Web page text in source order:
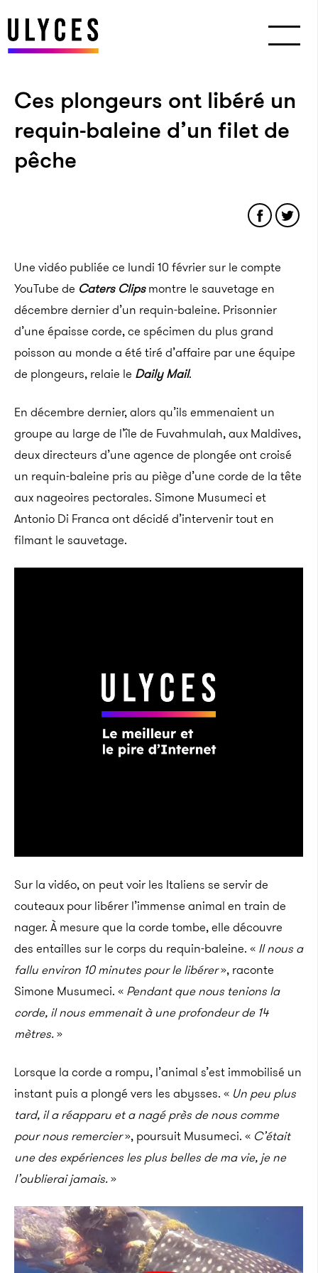
Ces plongeurs ont libéré un
requin-baleine d’un filet de
pêche
Une vidéo publiée ce lundi 10 février sur le compte
YouTube de Caters Clipsmontre le sauvetage en
décembre dernier d’un requin-baleine. Prisonnier
d’une épaisse corde, ce spécimen du plus grand
poisson au monde a été tiré d’affaire par une équipe
de plongeurs, relaie le Daily Mail.
En décembre dernier, alors qu’ils emmenaient un
groupe au large de l’île de Fuvahmulah, aux Maldives,
deux directeurs d’une agence de plongée ont croisé
un requin-baleine pris au piège d’une corde de la tête
aux nageoires pectorales. Simone Musumeci et
Antonio Di Franca ont décidé d’intervenir tout en
filmant le sauvetage.
Sur la vidéo, on peut voir les Italiens se servir de
couteaux pour libérer l’immense animal en train de
nager. À mesure que la corde tombe, elle découvre
des entailles sur le corps du requin-baleine. « Il nous a
fallu environ 10 minutes pour le libérer», raconte
Simone Musumeci. « Pendant que nous tenions la
corde, il nous emmenait à une profondeur de 14
mètres.»
Lorsque la corde a rompu, l’animal s’est immobilisé un
instant puis a plongé vers les abysses. « Un peu plus
tard, il a réapparu et a nagé près de nous comme
pour nous remercier», poursuit Musumeci. « C’était
une des expériences les plus belles de ma vie, je ne
l’oublierai jamais.»